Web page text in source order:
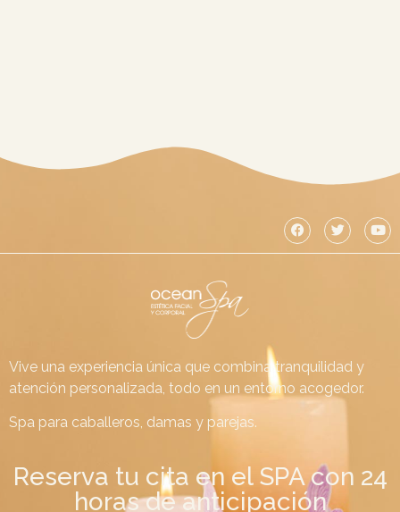
Vive una experiencia única que combina tranquilidad y
atención personalizada, todo en un entorno acogedor.
Spa para caballeros, damas y parejas.
Reserva tu cita en el SPA con 24
horas de anticipación